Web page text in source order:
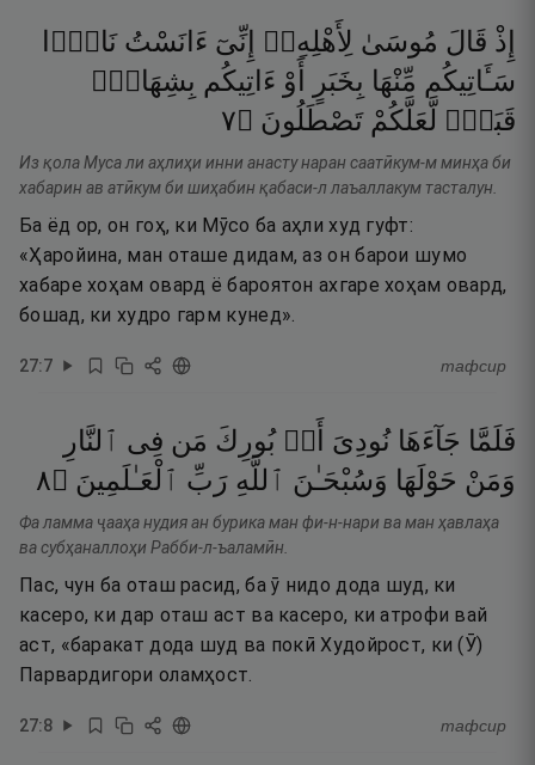
إِذْ قَالَ مُوسَىٰ لِأَهْلِهِۦٓ إِنِّىٓ ءَانَسْتُ نَارًۭا
سَـَٔاتِيكُم مِّنْهَا بِخَبَرٍ أَوْ ءَاتِيكُم بِشِهَابٍۢ
قَبَسٍۢ لَّعَلَّكُمْ تَصْطَلُونَ ۝٧
Из қола Муса ли аҳлиҳи инни анасту наран саатӣкум-м минҳа би
хабарин ав атӣкум би шиҳабин қабаси-л лаъаллакум тасталун.
Ба ёд ор, он гоҳ, ки Мӯсо ба аҳли худ гуфт:
«Ҳаройина, ман оташе дидам, аз он барои шумо
хабаре хоҳам овард ё бароятон ахгаре хоҳам овард,
бошад, ки худро гарм кунед».
27:7 тафсир
فَلَمَّا جَآءَهَا نُودِىَ أَنۢ بُورِكَ مَن فِى ٱلنَّارِ
وَمَنْ حَوْلَهَا وَسُبْحَـٰنَ ٱللَّهِ رَبِّ ٱلْعَـٰلَمِينَ ۝٨
Фа ламма ҷааҳа нудия ан бурика ман фи-н-нари ва ман ҳавлаҳа
ва субҳаналлоҳи Рабби-л-ъаламӣн.
Пас, чун ба оташ расид, ба ӯ нидо дода шуд, ки
касеро, ки дар оташ аст ва касеро, ки атрофи вай
аст, «баракат дода шуд ва покӣ Худойрост, ки (Ӯ)
Парвардигори оламҳост.
27:8 тафсир